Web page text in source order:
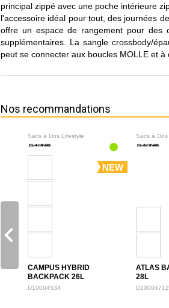
principal zippé avec une poche intérieure
l'accessoire idéal pour tout, des journées
offre un espace de rangement pour des
supplémentaires. La sangle crossbody/
peut se connecter aux boucles MOLLE et
Nos recommandations
Sacs à Dos Lifestyle
NEW
CAMPUS HYBRID
BACKPACK 26L
D10004534
Sacs à Dos
ATLAS
28L
D10004712
navigate_before